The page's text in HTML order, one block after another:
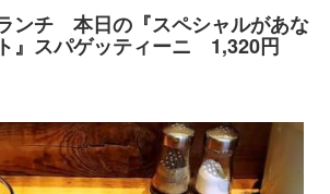
ンチ 本日の『スペシャルがあな
』スパゲッティーニ 1,320円